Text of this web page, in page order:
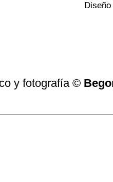
y fotografía ©